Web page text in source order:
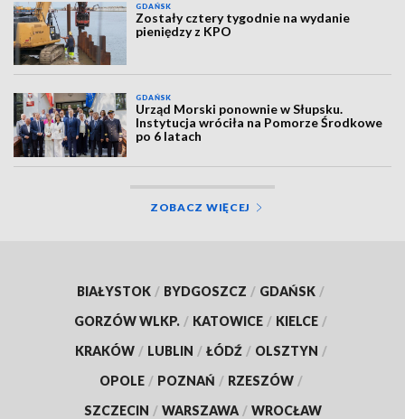
GDAŃSK
Zostały cztery tygodnie na wydanie
pieniędzy z KPO
GDAŃSK
Urząd Morski ponownie w Słupsku.
Instytucja wróciła na Pomorze Środkowe
po 6 latach
ZOBACZ WIĘCEJ
BIAŁYSTOK / BYDGOSZCZ / GDAŃSK /
GORZÓW WLKP. / KATOWICE / KIELCE /
KRAKÓW / LUBLIN / ŁÓDŹ / OLSZTYN /
OPOLE / POZNAŃ / RZESZÓW /
SZCZECIN / WARSZAWA / WROCŁAW